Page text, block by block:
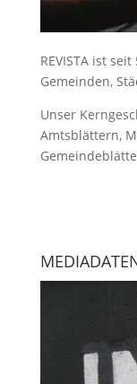
REVISTA ist
Gemeinden,
Unser
Amtsblättern,